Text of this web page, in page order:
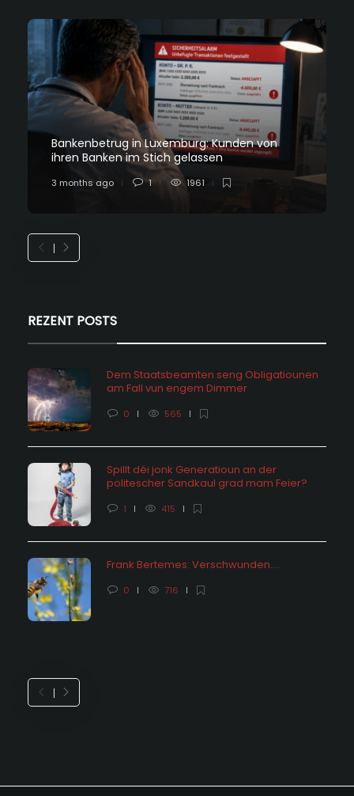
Bankenbetrug in Luxemburg: Kunden von
ihren Banken im Stich gelassen
3 months ago 1 1961
REZENT POSTS
Dem Staatsbeamten seng Obligatiounen
am Fall vun engem Dimmer
0 565
Spillt déi jonk Generatioun an der
politescher Sandkaul grad mam Feier?
1 415
Frank Bertemes: Verschwunden….
0 716